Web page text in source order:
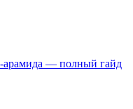
арамида — полный гайд